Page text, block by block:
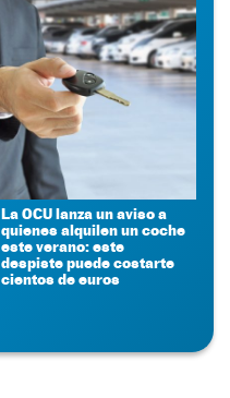
La OCU lanza un aviso a
quienes alquilen un coche
este verano: este
despiste puede costarte
cientos de euros